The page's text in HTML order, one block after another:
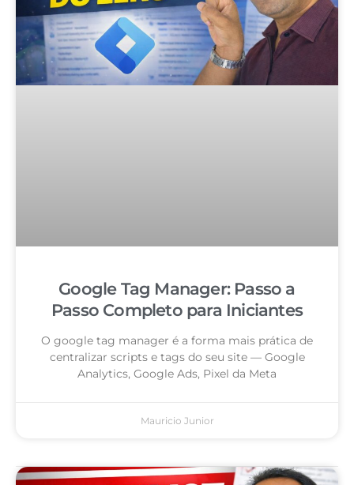
Google Tag Manager: Passo a
Passo Completo para Iniciantes
O google tag manager é a forma mais prática de
centralizar scripts e tags do seu site — Google
Analytics, Google Ads, Pixel da Meta
Mauricio Junior